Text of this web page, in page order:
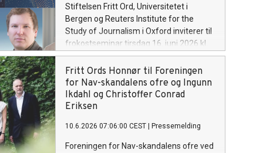
Stiftelsen Fritt Ord, Universitetet i
Bergen og Reuters Institute for the
Study of Journalism i Oxford inviterer til
frokostseminar tirsdag 16. juni 2026 kl.
08:30–10:00 i Fritt Ords lokaler i
Uranienborgveien 2, Oslo.
Arrangementet presenterer Reuters
Digital News Report 2026 – verdens
største og viktigste medieundersøkelse
juni
Fritt Ords Honnør til Foreningen
for Nav-skandalens ofre og Ingunn
Ikdahl og Christoffer Conrad
Eriksen
10.6.2026 07:06:00 CEST Pressemelding
Foreningen for Nav-skandalens ofre ved